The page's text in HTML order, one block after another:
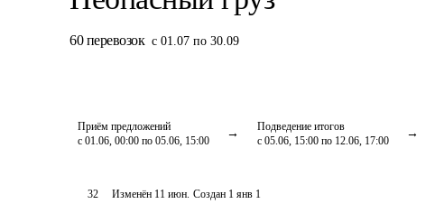
60 перевозок с 01.07 по 30.09
Приём предложений
с 01.06, 00:00 по 05.06, 15:00
Подведение итогов
с 05.06, 15:00 по 12.06, 17:00
32 Изменён 11 июн. Создан 1 янв 1